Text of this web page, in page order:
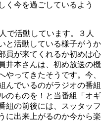
く今を過ごしているよう
で活動しています。３人
と活動している様子がうか
員が来てくれるか初めは心
井本さんは、初め放送の機
やってきたそうです。今、
んでいるのがラジオの番組
のものを！と当番組「オギ
組の前後には、スッタッフ
に出来上がるのか今から楽